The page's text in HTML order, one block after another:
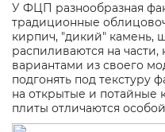
У ФЦП разнообразная
традиционные
кирпич, "дикий" камень,
распиливаются на
вариантами из своего
подгонять под текстуру
на открытые и потайные
плиты отличаются